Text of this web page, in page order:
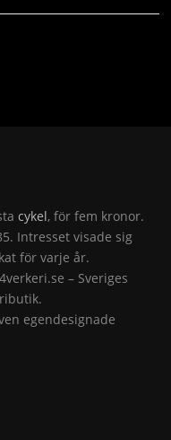
cykel, för fem kronor.
Intresset visade sig
för varje år.
– Sveriges
egendesignade